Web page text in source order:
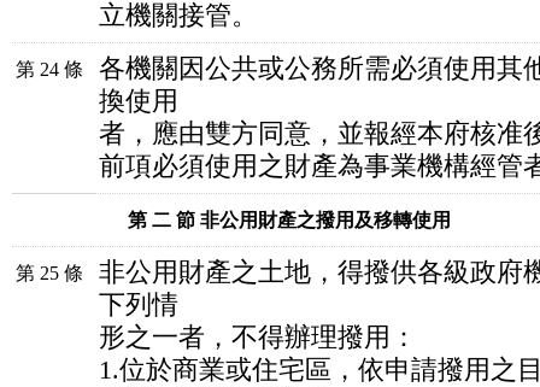
立機關接管。
第 24 條
各機關因公共或公務所需必須使用其
換使用
者，應由雙方同意，並報經本府核准
前項必須使用之財產為事業機構經管
第 二 節 非公用財產之撥用及移轉使用
第 25 條
非公用財產之土地，得撥供各級政府
下列情
形之一者，不得辦理撥用：
1.位於商業或住宅區，依申請撥用之